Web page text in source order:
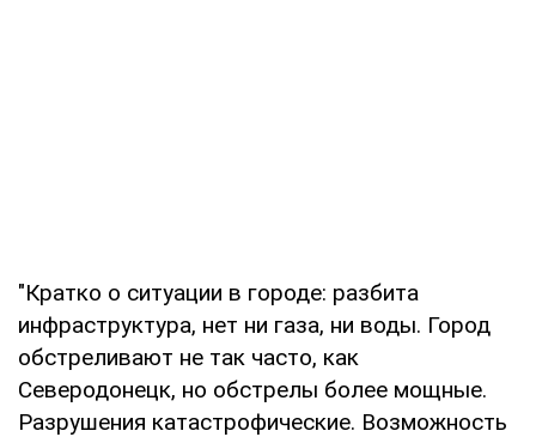
"Кратко о ситуации в городе: разбита
инфраструктура, нет ни газа, ни воды. Город
обстреливают не так часто, как
Северодонецк, но обстрелы более мощные.
Разрушения катастрофические. Возможность